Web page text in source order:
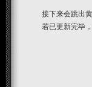
接下来会跳出
若已更新完毕